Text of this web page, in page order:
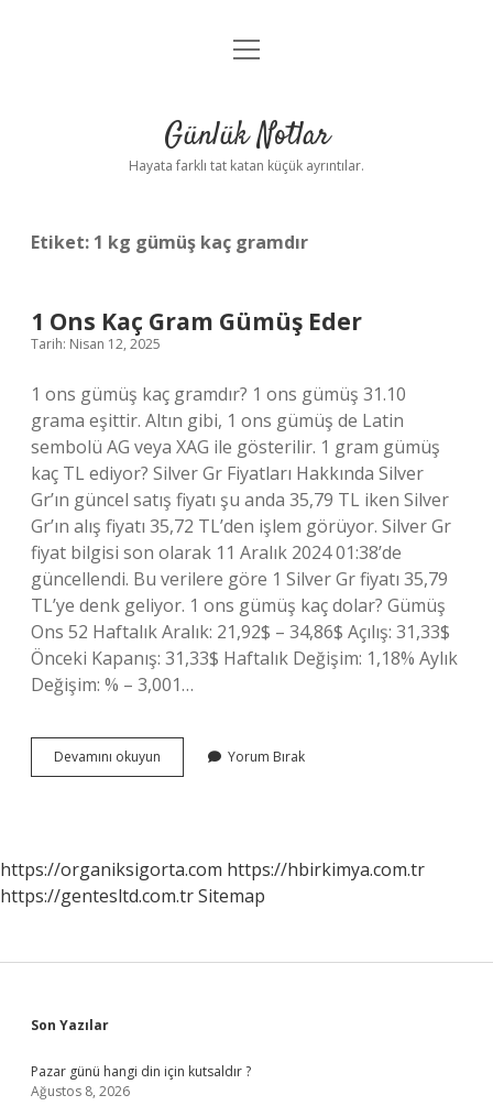
Anasayfa
Yasal Uyarı
menüyü
Günlük Notlar
Hayata farklı tat katan küçük ayrıntılar.
Etiket: 1 kg gümüş kaç gramdır
1 Ons Kaç Gram Gümüş Eder
Tarih: Nisan 12, 2025
1 ons gümüş kaç gramdır? 1 ons gümüş 31.10
grama eşittir. Altın gibi, 1 ons gümüş de Latin
sembolü AG veya XAG ile gösterilir. 1 gram gümüş
kaç TL ediyor? Silver Gr Fiyatları Hakkında Silver
Gr’ın güncel satış fiyatı şu anda 35,79 TL iken Silver
Gr’ın alış fiyatı 35,72 TL’den işlem görüyor. Silver Gr
fiyat bilgisi son olarak 11 Aralık 2024 01:38’de
güncellendi. Bu verilere göre 1 Silver Gr fiyatı 35,79
TL’ye denk geliyor. 1 ons gümüş kaç dolar? Gümüş
Ons 52 Haftalık Aralık: 21,92$ – 34,86$ Açılış: 31,33$
Önceki Kapanış: 31,33$ Haftalık Değişim: 1,18% Aylık
Değişim: % – 3,001…
Devamını okuyun
Ons
Yorum Bırak
https://organiksigorta.com https://hbirkimya.com.tr
https://gentesltd.com.trSitemap
Sidebar
Son Yazılar
Pazar günü hangi din için kutsaldır ?
Ağustos 8, 2026